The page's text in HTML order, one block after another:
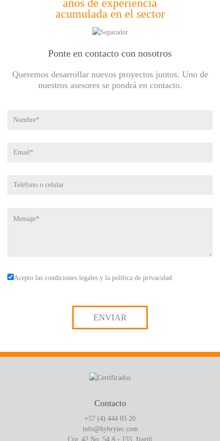
años de experiencia
acumulada en el sector
Ponte en contacto con nosotros
Queremos desarrollar nuevos proyectos juntos. Uno de
nuestros asesores se pondrá en contacto.
Acepto las condiciones legales y la política de privacidad.
Contacto
+57 (4) 444 05 20
info@hybrytec.com
Cra. 42 No. 54 A - 155, Itagüí